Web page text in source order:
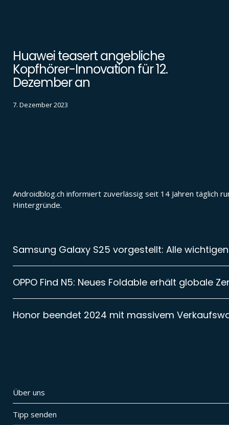
Huawei teasert angebliche
Kopfhörer-Innovation für 12.
Dezember an
7. Dezember 2023
Androidblog.ch informiert zuverlässig seit 14 Jahren täglich
Hintergründe.
Samsung Galaxy S25 vorgestellt: Alle
OPPO Find N5: Neues Foldable erhält globale
Honor beendet 2024 mit massivem
Über uns
Tipp senden